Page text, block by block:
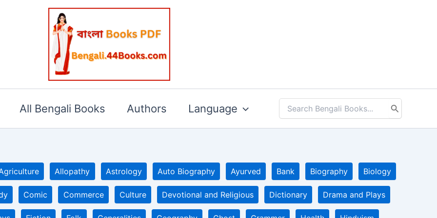
All Bengali Books Authors Language
Search
Allopathy Astrology Auto Biography Ayurved Bank Biography Biology
Comic Commerce Culture Devotional and Religious Dictionary Drama and Plays